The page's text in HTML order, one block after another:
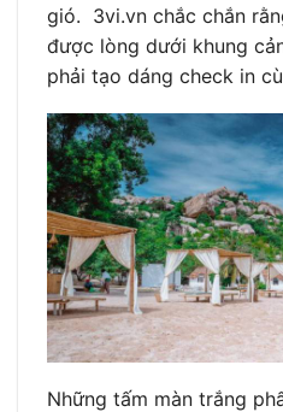
gió. 3vi.vn chắc chắn
được lòng dưới khung
phải tạo dáng check in
Những tấm màn trắng